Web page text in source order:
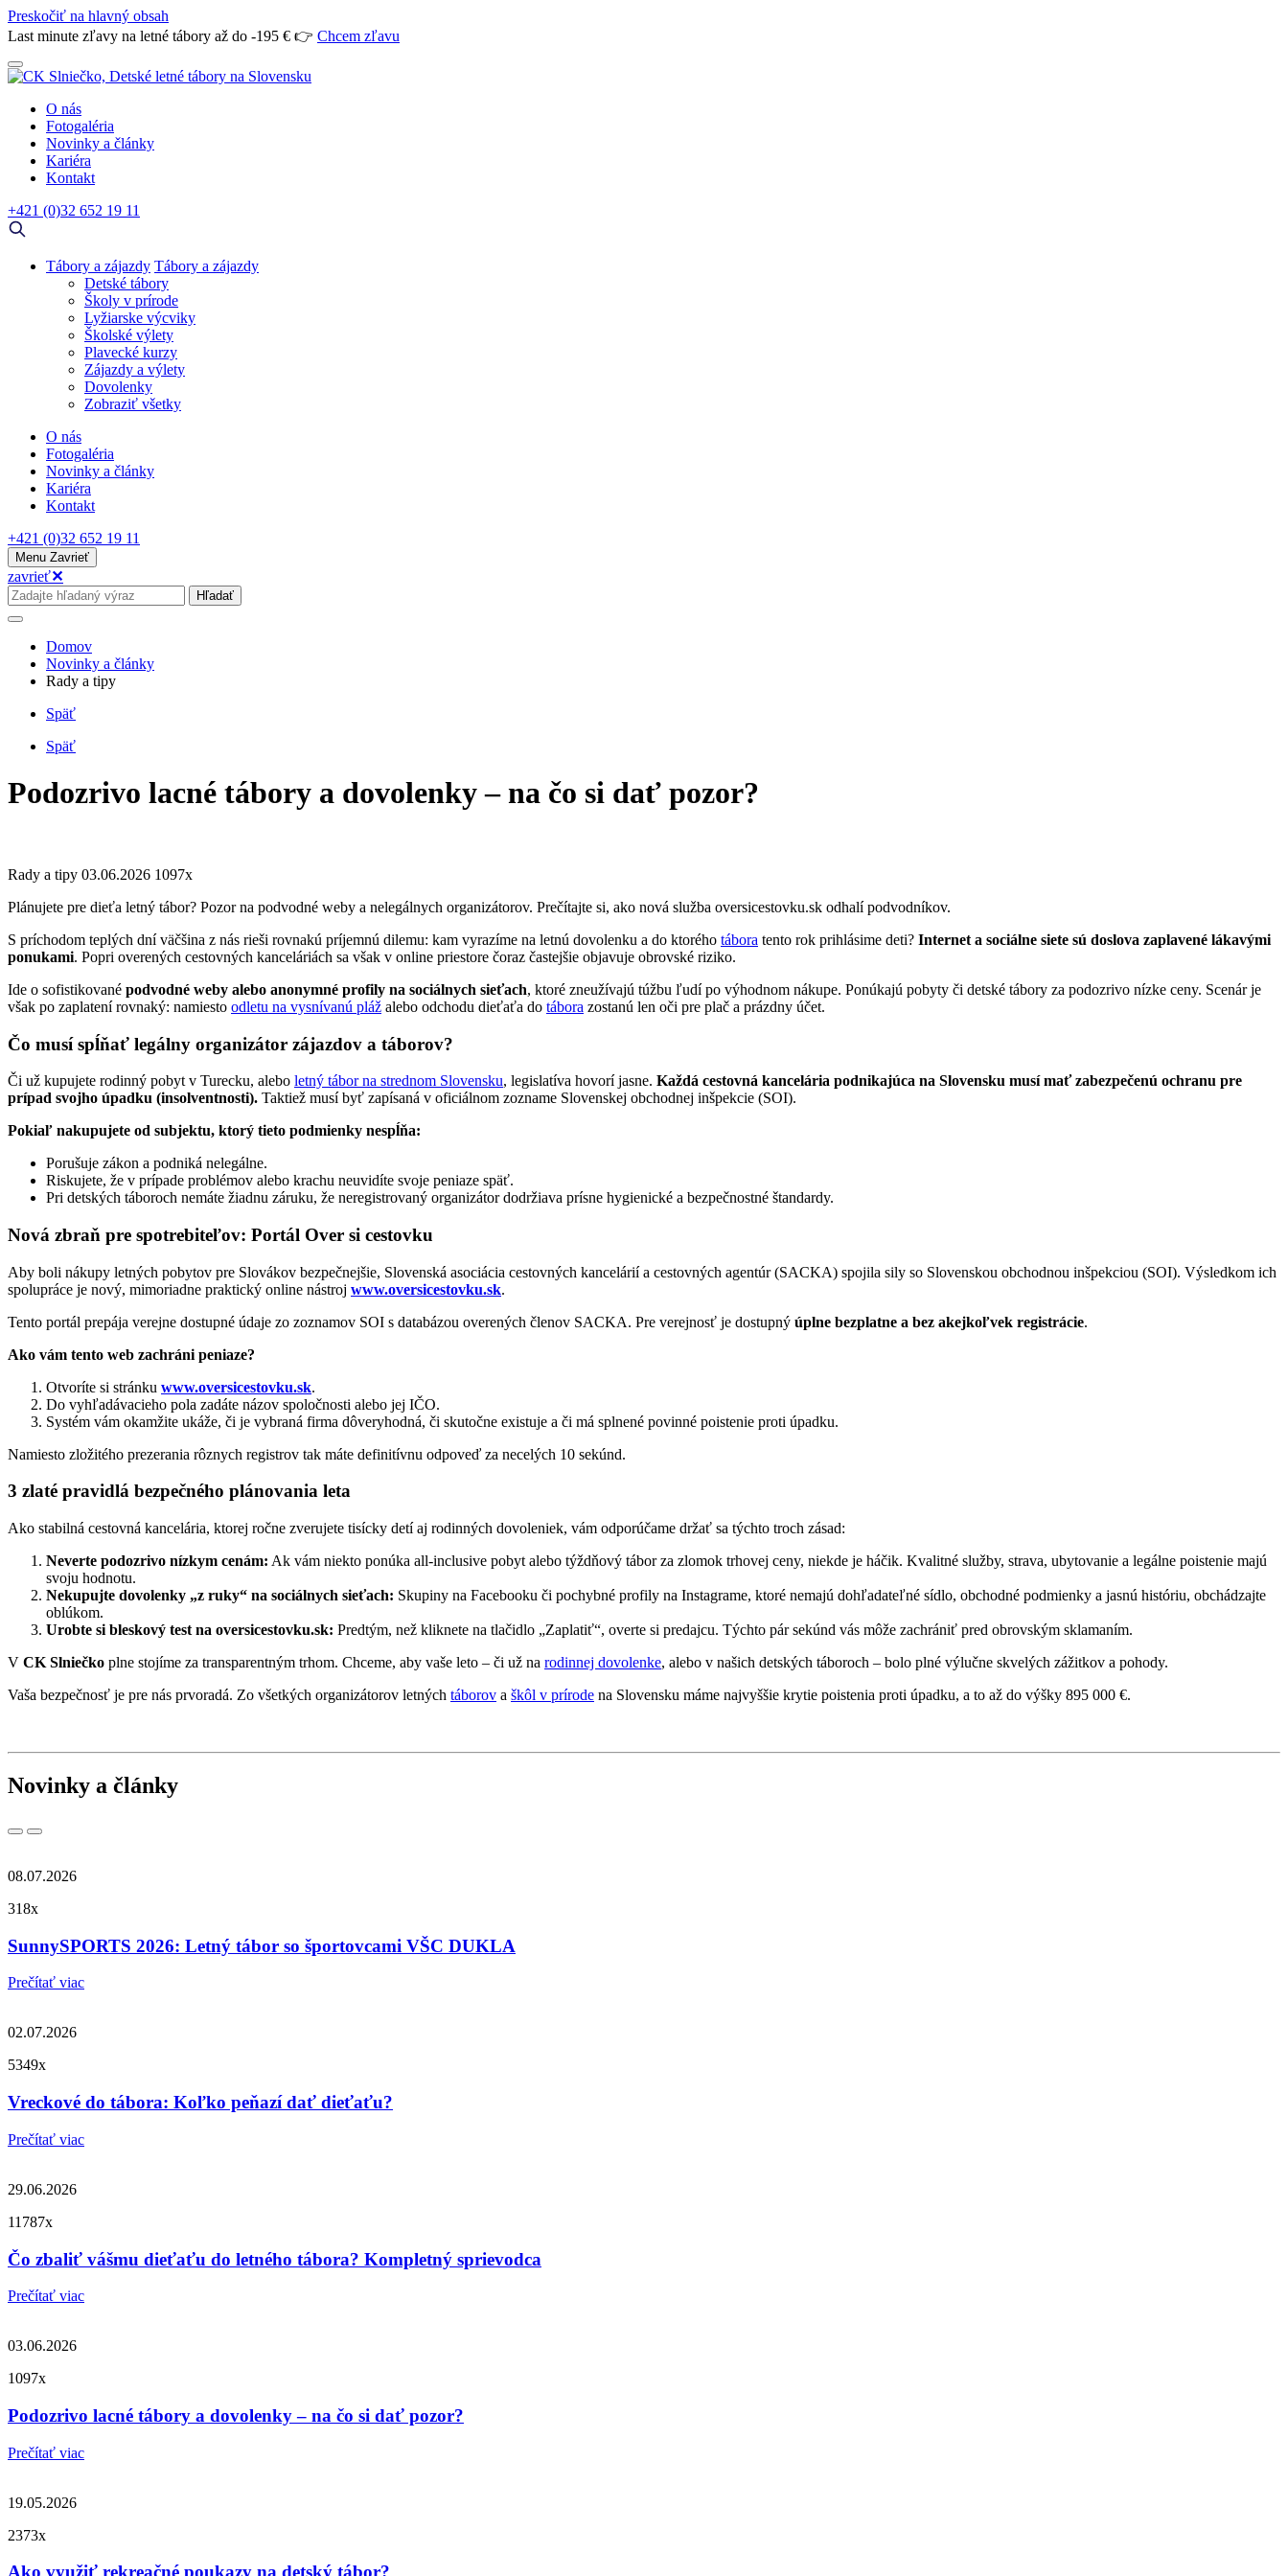
Preskočiť na hlavný obsah
Last minute zľavy na letné tábory až do -195 € 👉 Chcem zľavu
O nás
Fotogaléria
Novinky a články
Kariéra
Kontakt
+421 (0)32 652 19 11
Tábory a zájazdy Tábory a zájazdy
Detské tábory
Školy v prírode
Lyžiarske výcviky
Školské výlety
Plavecké kurzy
Zájazdy a výlety
Dovolenky
Zobraziť všetky
O nás
Fotogaléria
Novinky a články
Kariéra
Kontakt
+421 (0)32 652 19 11
Menu Zavrieť
zavrieť✕
Hľadať
Domov
Novinky a články
Rady a tipy
Späť
Späť
Podozrivo lacné tábory a dovolenky – na čo si dať pozor?
Rady a tipy 03.06.2026 1097x
Plánujete pre dieťa letný tábor? Pozor na podvodné weby a nelegálnych organizátorov. Prečítajte si, ako nová služba oversicestovku.sk odhalí podvodníkov.
S príchodom teplých dní väčšina z nás rieši rovnakú príjemnú dilemu: kam vyrazíme na letnú dovolenku a do ktorého tábora tento rok prihlásime deti? Internet a sociálne siete sú doslova zaplavené lákavými
ponukami. Popri overených cestovných kanceláriách sa však v online priestore čoraz častejšie objavuje obrovské riziko.
Ide o sofistikované podvodné weby alebo anonymné profily na sociálnych sieťach, ktoré zneužívajú túžbu ľudí po výhodnom nákupe. Ponúkajú pobyty či detské tábory za podozrivo nízke ceny. Scenár je
však po zaplatení rovnaký: namiesto odletu na vysnívanú pláž alebo odchodu dieťaťa do tábora zostanú len oči pre plač a prázdny účet.
Čo musí spĺňať legálny organizátor zájazdov a táborov?
Či už kupujete rodinný pobyt v Turecku, alebo letný tábor na strednom Slovensku, legislatíva hovorí jasne. Každá cestovná kancelária podnikajúca na Slovensku musí mať zabezpečenú ochranu pre
prípad svojho úpadku (insolventnosti). Taktiež musí byť zapísaná v oficiálnom zozname Slovenskej obchodnej inšpekcie (SOI).
Pokiaľ nakupujete od subjektu, ktorý tieto podmienky nespĺňa:
Porušuje zákon a podniká nelegálne.
Riskujete, že v prípade problémov alebo krachu neuvidíte svoje peniaze späť.
Pri detských táboroch nemáte žiadnu záruku, že neregistrovaný organizátor dodržiava prísne hygienické a bezpečnostné štandardy.
Nová zbraň pre spotrebiteľov: Portál Over si cestovku
Aby boli nákupy letných pobytov pre Slovákov bezpečnejšie, Slovenská asociácia cestovných kancelárií a cestovných agentúr (SACKA) spojila sily so Slovenskou obchodnou inšpekciou (SOI). Výsledkom ich
spolupráce je nový, mimoriadne praktický online nástroj www.oversicestovku.sk.
Tento portál prepája verejne dostupné údaje zo zoznamov SOI s databázou overených členov SACKA. Pre verejnosť je dostupný úplne bezplatne a bez akejkoľvek registrácie.
Ako vám tento web zachráni peniaze?
Otvoríte si stránku www.oversicestovku.sk.
Do vyhľadávacieho pola zadáte názov spoločnosti alebo jej IČO.
Systém vám okamžite ukáže, či je vybraná firma dôveryhodná, či skutočne existuje a či má splnené povinné poistenie proti úpadku.
Namiesto zložitého prezerania rôznych registrov tak máte definitívnu odpoveď za necelých 10 sekúnd.
3 zlaté pravidlá bezpečného plánovania leta
Ako stabilná cestovná kancelária, ktorej ročne zverujete tisícky detí aj rodinných dovoleniek, vám odporúčame držať sa týchto troch zásad:
Neverte podozrivo nízkym cenám: Ak vám niekto ponúka all-inclusive pobyt alebo týždňový tábor za zlomok trhovej ceny, niekde je háčik. Kvalitné služby, strava, ubytovanie a legálne poistenie majú
svoju hodnotu.
Nekupujte dovolenky „z ruky“ na sociálnych sieťach: Skupiny na Facebooku či pochybné profily na Instagrame, ktoré nemajú dohľadateľné sídlo, obchodné podmienky a jasnú históriu, obchádzajte
oblúkom.
Urobte si bleskový test na oversicestovku.sk: Predtým, než kliknete na tlačidlo „Zaplatiť“, overte si predajcu. Týchto pár sekúnd vás môže zachrániť pred obrovským sklamaním.
V CK Slniečko plne stojíme za transparentným trhom. Chceme, aby vaše leto – či už na rodinnej dovolenke, alebo v našich detských táboroch – bolo plné výlučne skvelých zážitkov a pohody.
Vaša bezpečnosť je pre nás prvoradá. Zo všetkých organizátorov letných táborov a škôl v prírode na Slovensku máme najvyššie krytie poistenia proti úpadku, a to až do výšky 895 000 €.
Novinky a články
08.07.2026
318x
SunnySPORTS 2026: Letný tábor so športovcami VŠC DUKLA
Prečítať viac
02.07.2026
5349x
Vreckové do tábora: Koľko peňazí dať dieťaťu?
Prečítať viac
29.06.2026
11787x
Čo zbaliť vášmu dieťaťu do letného tábora? Kompletný sprievodca
Prečítať viac
03.06.2026
1097x
Podozrivo lacné tábory a dovolenky – na čo si dať pozor?
Prečítať viac
19.05.2026
2373x